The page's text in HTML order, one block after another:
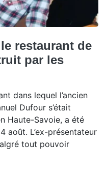
restaurant de
par les
dans lequel l’ancien
Dufour s’était
Haute-Savoie, a été
août. L’ex-présentateur
tout pouvoir